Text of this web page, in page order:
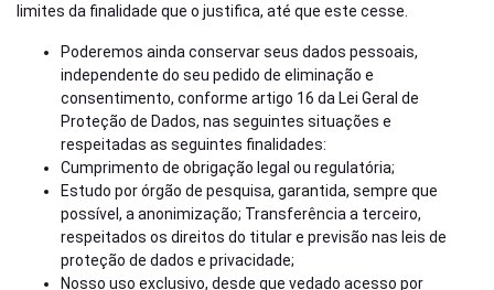
limites da finalidade que o justifica, até que este cesse.
Poderemos ainda conservar seus dados pessoais,
independente do seu pedido de eliminação e
consentimento, conforme artigo 16 da Lei Geral de
Proteção de Dados, nas seguintes situações e
respeitadas as seguintes finalidades:
Cumprimento de obrigação legal ou regulatória;
Estudo por órgão de pesquisa, garantida, sempre que
possível, a anonimização; Transferência a terceiro,
respeitados os direitos do titular e previsão nas leis de
proteção de dados e privacidade;
Nosso uso exclusivo, desde que vedado acesso por